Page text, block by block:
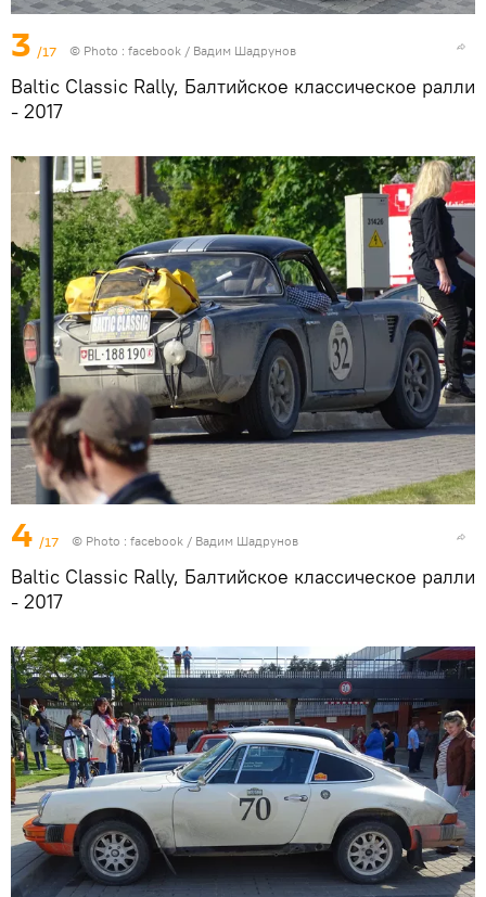
3 /17 © Photo : facebook / Вадим Шадрунов
Baltic Classic Rally, Балтийское классическое ралли
- 2017
4 /17 © Photo : facebook / Вадим Шадрунов
Baltic Classic Rally, Балтийское классическое ралли
- 2017